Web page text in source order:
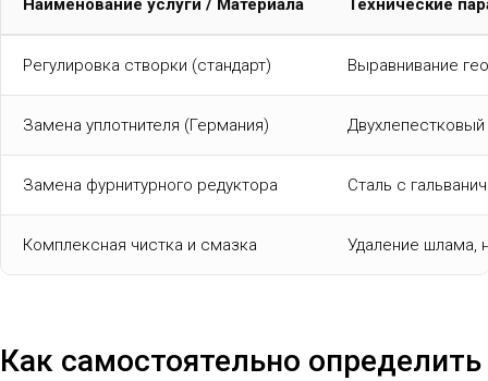
Наименование услуги / Материала Технические
Регулировка створки (стандарт) Выравнивание
Замена уплотнителя (Германия) Двухлепестковый
Замена фурнитурного редуктора Сталь с
Комплексная чистка и смазка Удаление шлама,
Как самостоятельно определить